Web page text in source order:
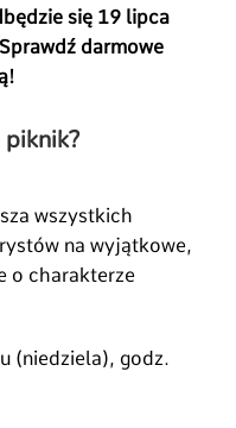
się 19 lipca
darmowe
wszystkich
na wyjątkowe,
o charakterze
(niedziela), godz.